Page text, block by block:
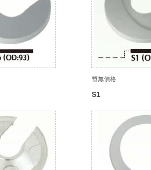
暫無價格
S1